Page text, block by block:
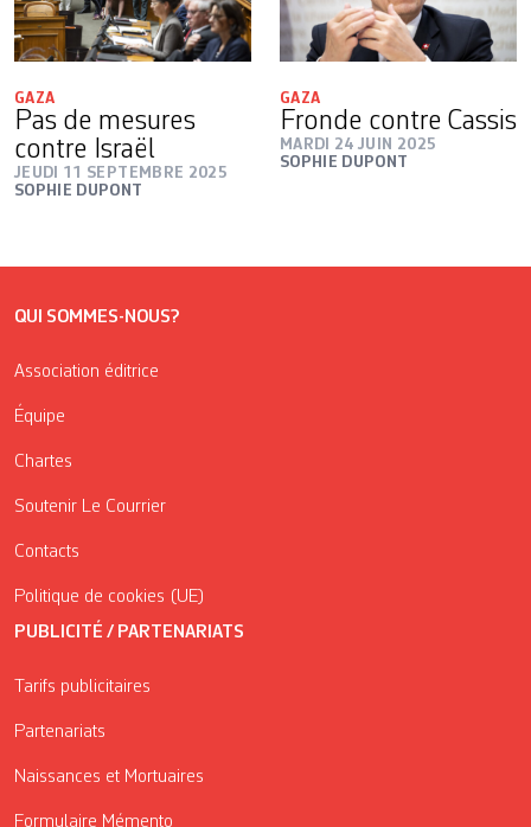
GAZA
Pas de mesures
contre Israël
JEUDI 11 SEPTEMBRE 2025
SOPHIE DUPONT
GAZA
Fronde contre Cassis
MARDI 24 JUIN 2025
SOPHIE DUPONT
QUI SOMMES-NOUS?
Association éditrice
Équipe
Chartes
Soutenir Le Courrier
Contacts
Politique de cookies (UE)
PUBLICITÉ / PARTENARIATS
Tarifs publicitaires
Partenariats
Naissances et Mortuaires
Formulaire Mémento